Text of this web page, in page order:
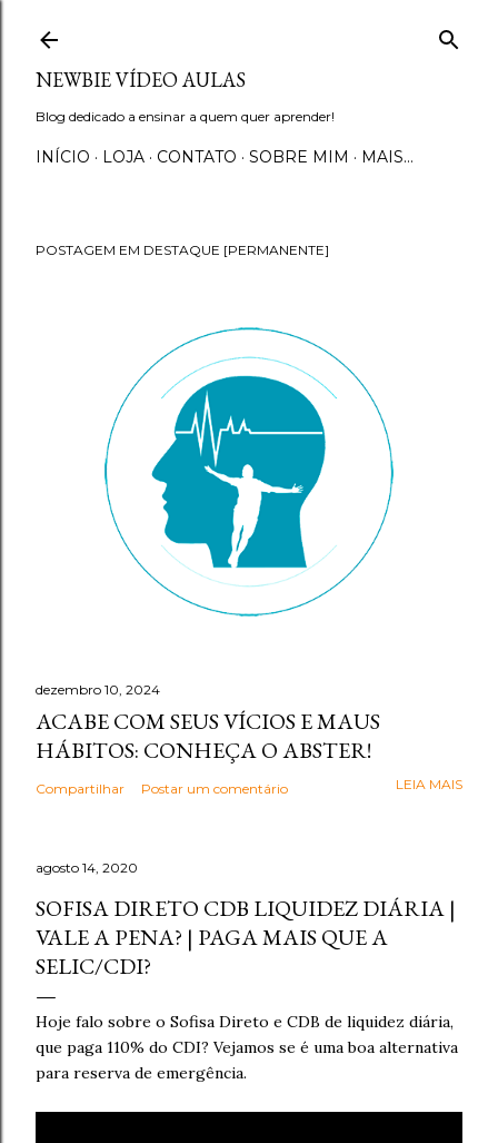
NEWBIE VÍDEO AULAS
Blog dedicado a ensinar a quem quer aprender!
INÍCIO LOJA CONTATO SOBRE MIM MAIS…
POSTAGEM EM DESTAQUE [PERMANENTE]
dezembro 10, 2024
ACABE COM SEUS VÍCIOS E MAUS
HÁBITOS: CONHEÇA O ABSTER!
Compartilhar Postar um comentário LEIA MAIS
agosto 14, 2020
SOFISA DIRETO CDB LIQUIDEZ DIÁRIA |
VALE A PENA? | PAGA MAIS QUE A
SELIC/CDI?
Hoje falo sobre o Sofisa Direto e CDB de liquidez diária,
que paga 110% do CDI? Vejamos se é uma boa alternativa
para reserva de emergência.